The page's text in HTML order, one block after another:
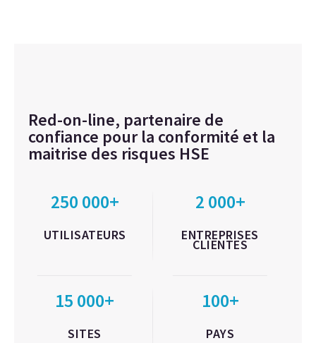
Red-on-line, partenaire de
confiance pour la conformité et la
maitrise des risques HSE
250 000+
UTILISATEURS
2 000+
ENTREPRISES
CLIENTES
15 000+
SITES
100+
PAYS